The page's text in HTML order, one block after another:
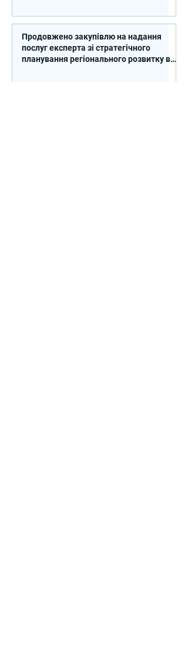
Продовжено закупівлю на надання
послуг експерта зі стратегічного
планування регіонального розвитку в